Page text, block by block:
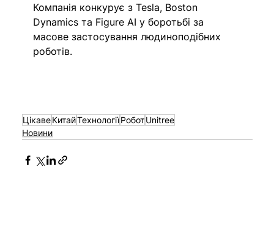
Компанія конкурує з Tesla, Boston
Dynamics та Figure AI у боротьбі за
масове застосування людиноподібних
роботів.
ЦікавеКитайТехнологіїРоботUnitree
Новини